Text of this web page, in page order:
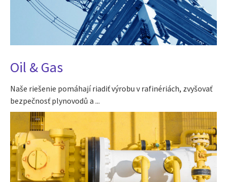
Oil & Gas
Naše riešenie pomáhají riadiť výrobu v rafinériách, zvyšovať
bezpečnosť plynovodů a ...